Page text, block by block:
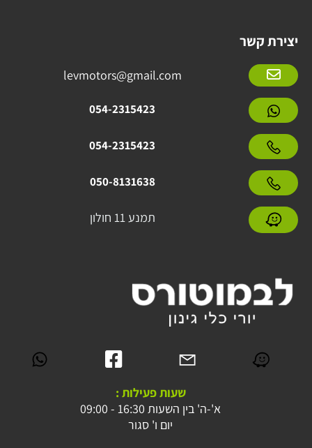
יצירת קשר
levmotors@gmail.com
054-2315423
054-2315423
050-8131638
תמנע 11 חולון
שעות פעילות :
א'-ה' בין השעות 16:30 - 09:00
יום ו' סגור